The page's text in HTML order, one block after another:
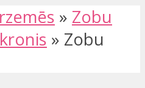
» Zobu
» Zobu